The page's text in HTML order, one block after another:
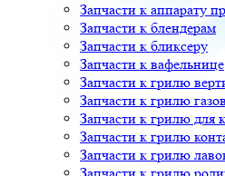
Запчасти к аппарату
Запчасти к блендерам
Запчасти к бликсеру
Запчасти к вафельнице
Запчасти к грилю
Запчасти к грилю
Запчасти к грилю для
Запчасти к грилю
Запчасти к грилю